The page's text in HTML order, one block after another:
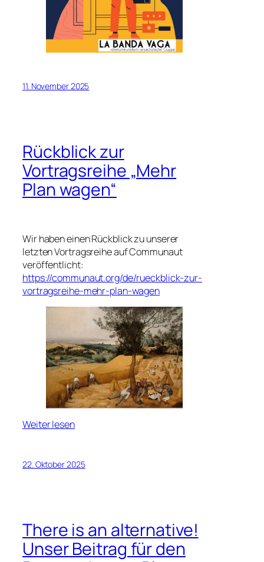
11. November 2025
Rückblick zur
Vortragsreihe „Mehr
Plan wagen“
Wir haben einen Rückblick zu unserer
letzten Vortragsreihe auf Communaut
veröffentlicht:
https://communaut.org/de/rueckblick-zur-
vortragsreihe-mehr-plan-wagen
Weiter lesen
22. Oktober 2025
There is an alternative!
Unser Beitrag für den